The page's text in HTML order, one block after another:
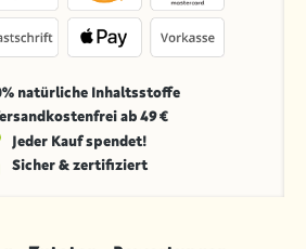
natürliche Inhaltsstoffe
ab 49 €
Jeder Kauf spendet!
Sicher & zertifiziert